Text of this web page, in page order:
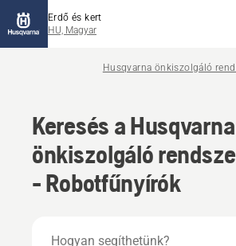
Erdő és kert
HU, Magyar
Husqvarna önkiszolgáló
Keresés a Husqvarna
önkiszolgáló
- Robotfűnyírók